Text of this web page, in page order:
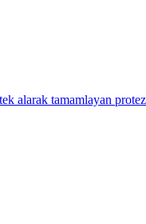
alarak tamamlayan protez